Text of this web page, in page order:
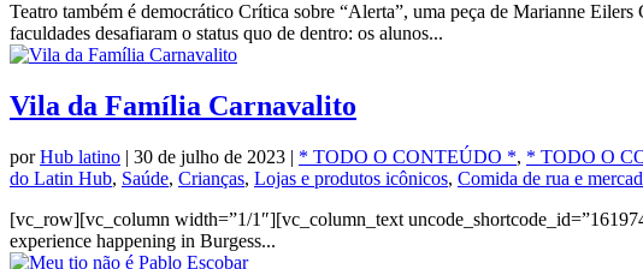
Teatro também é democrático Crítica sobre “Alerta”, uma peça de Marianne
faculdades desafiaram o status quo de dentro: os alunos...
Vila da Família Carnavalito
porHub latino | 30 de julho de 2023 | * TODO O CONTEÚDO *, * TODO O
do Latin Hub, Saúde, Crianças, Lojas e produtos icônicos, Comida de rua e
[vc_row][vc_column width=”1/1″][vc_column_text
experience happening in Burgess...